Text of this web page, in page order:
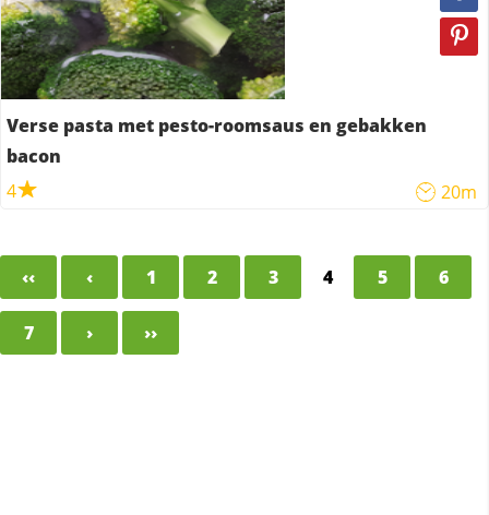
Verse pasta met pesto-roomsaus en gebakken
bacon
4
20m
‹‹ ‹ 1 2 3 4 5 6
7 › ››